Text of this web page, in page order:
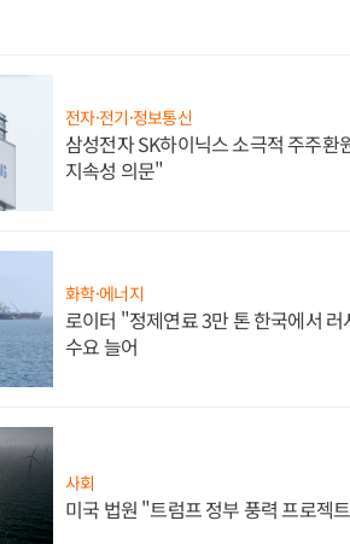
전자·전기·정보통신
삼성전자 SK하이닉스 소극적 주주
지속성 의문"
화학·에너지
로이터 "정제연료 3만 톤 한국에서
수요 늘어
사회
미국 법원 "트럼프 정부 풍력 프로젝